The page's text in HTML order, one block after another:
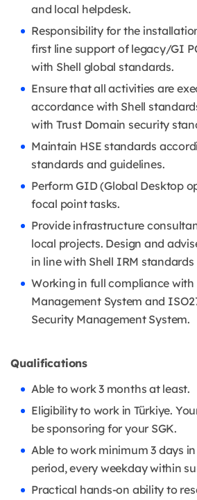
and local helpdesk.
Responsibility for the
first line support of legacy/GI
with Shell global standards.
Ensure that all activities are
accordance with Shell
with Trust Domain security
Maintain HSE standards
standards and guidelines.
Perform GID (Global Desktop
focal point tasks.
Provide infrastructure
local projects. Design and
in line with Shell IRM
Working in full compliance
Management System and
Security Management System.
Qualifications
Able to work 3 months at least.
Eligibility to work in Türkiye.
be sponsoring for your SGK.
Able to work minimum 3 days
period, every weekday within
Practical hands-on ability to